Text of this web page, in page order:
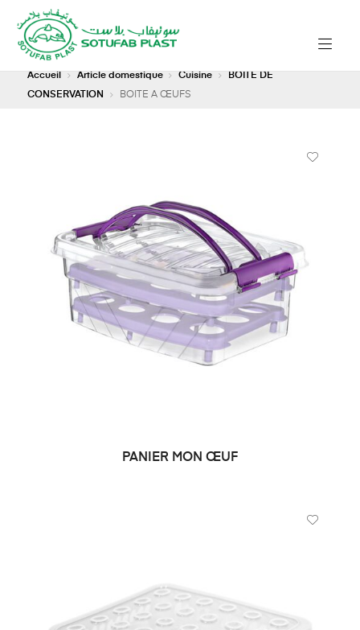
Accueil Article domestique Cuisine
BOITE DE
CONSERVATION
BOITE A ŒUFS
PANIER MON ŒUF